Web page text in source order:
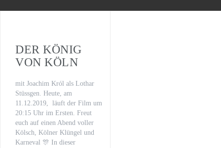
WILSBERG – VATERFREUDEN
Michael Rotschopf und Charlotte Puder
TV-Premiere
„Fritzie – Der Himmel muss warten“
DER KÖNIG
VON KÖLN
mit Joachim Król als Lothar
Stüssgen. Heute, am
11.12.2019, läuft der Film um
20:15 Uhr im Ersten. Freut
euch auf einen Abend voller
Kölsch, Kölner Klüngel und
Karneval 🎊 In dieser